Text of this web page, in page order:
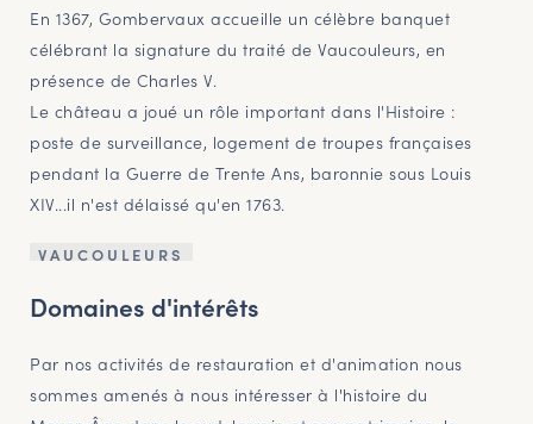
En 1367, Gombervaux accueille un célèbre banquet
célébrant la signature du traité de Vaucouleurs, en
présence de Charles V.
Le château a joué un rôle important dans l'Histoire :
poste de surveillance, logement de troupes françaises
pendant la Guerre de Trente Ans, baronnie sous Louis
XIV...il n'est délaissé qu'en 1763.
VAUCOULEURS
Domaines d'intérêts
Par nos activités de restauration et d'animation nous
sommes amenés à nous intéresser à l'histoire du